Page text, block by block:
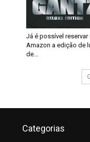
Já é possível reservar
Amazon a edição de
de...
Categorias